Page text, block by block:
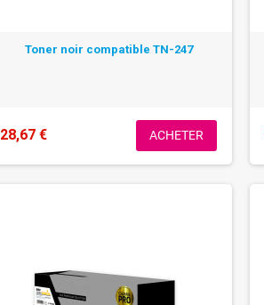
Toner noir compatible TN-247
28,67 € ACHETER